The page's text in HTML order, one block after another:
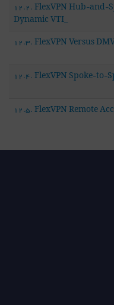
12.2. FlexVPN Hub-and-
Dynamic VTI_
12.3. FlexVPN Versus
12.4. FlexVPN Spoke-to-
12.5. FlexVPN Remote